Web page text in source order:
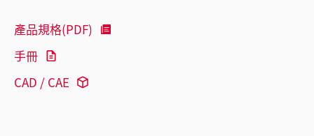
產品規格(PDF)
手冊
CAD / CAE